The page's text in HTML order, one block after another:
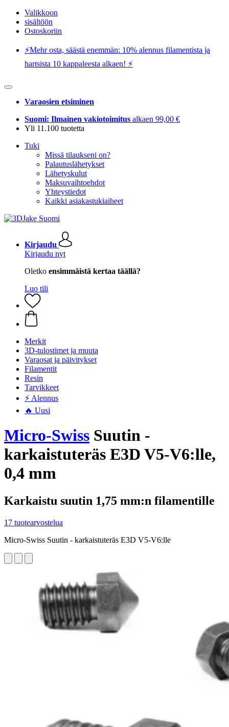
Valikkoon
sisältöön
Ostoskoriin
⚡️Mehr osta, säästä enemmän: 10% alennus filamentista ja
hartsista 10 kappaleesta alkaen! ⚡️
Varaosien etsiminen
Suomi: Ilmainen vakiotoimitus alkaen 99,00 €
Yli 11.100 tuotetta
Tuki
Missä tilaukseni on?
Palautuslähetykset
Lähetyskulut
Maksuvaihtoehdot
Yhteystiedot
Kaikki asiakastukiaiheet
Kirjaudu
Kirjaudu nyt
Oletko ensimmäistä kertaa täällä?
Luo tili
Merkit
3D-tulostimet ja muuta
Varaosat ja päivitykset
Filamentit
Resin
Tarvikkeet
⚡ Alennus
🔥 Uusi
Micro-Swiss Suutin -
karkaistuteräs E3D V5-V6:lle,
0,4 mm
Karkaistu suutin 1,75 mm:n filamentille
17 tuotearvostelua
Micro-Swiss Suutin - karkaistuteräs E3D V5-V6:lle